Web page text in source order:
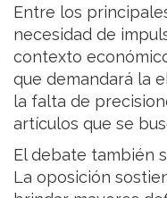
Entre los
necesidad de
contexto
que demandará la
la falta de
artículos que se
El debate también
La oposición